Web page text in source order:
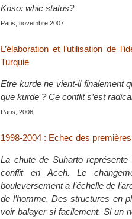
Koso: whic status?
Paris, novembre 2007
L’élaboration et l’utilisation de
Turquie
Etre kurde ne vient-il finalement
que kurde ? Ce conflit s’est
Paris, 2006
1998-2004 : Echec des
La chute de Suharto
conflit en Aceh. Le
bouleversement a l’échelle de
de l’homme. Des structures en
voir balayer si facilement. Si un